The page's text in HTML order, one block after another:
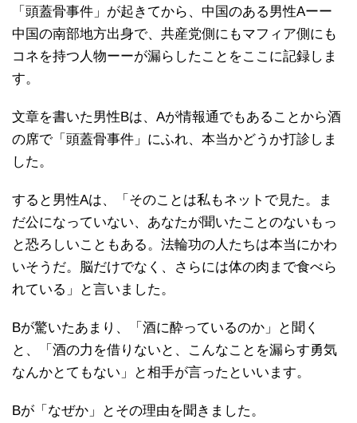
「頭蓋骨事件」が起きてから、中国のある男性Aーー
中国の南部地方出身で、共産党側にもマフィア側にも
コネを持つ人物ーーが漏らしたことをここに記録しま
す。
文章を書いた男性Bは、Aが情報通でもあることから酒
の席で「頭蓋骨事件」にふれ、本当かどうか打診しま
した。
すると男性Aは、「そのことは私もネットで見た。ま
だ公になっていない、あなたが聞いたことのないもっ
と恐ろしいこともある。法輪功の人たちは本当にかわ
いそうだ。脳だけでなく、さらには体の肉まで食べら
れている」と言いました。
Bが驚いたあまり、「酒に酔っているのか」と聞く
と、「酒の力を借りないと、こんなことを漏らす勇気
なんかとてもない」と相手が言ったといいます。
Bが「なぜか」とその理由を聞きました。